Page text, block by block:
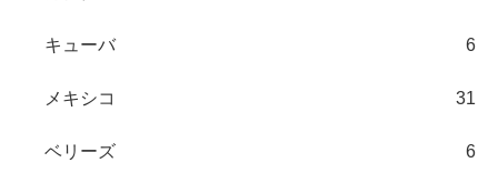
キューバ 6
メキシコ 31
ベリーズ 6